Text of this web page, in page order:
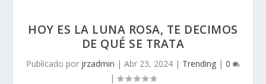
HOY ES LA LUNA ROSA, TE DECIMOS
DE QUÉ SE TRATA
Publicado por jrzadmin | Abr 23, 2024 | Trending | 0
|